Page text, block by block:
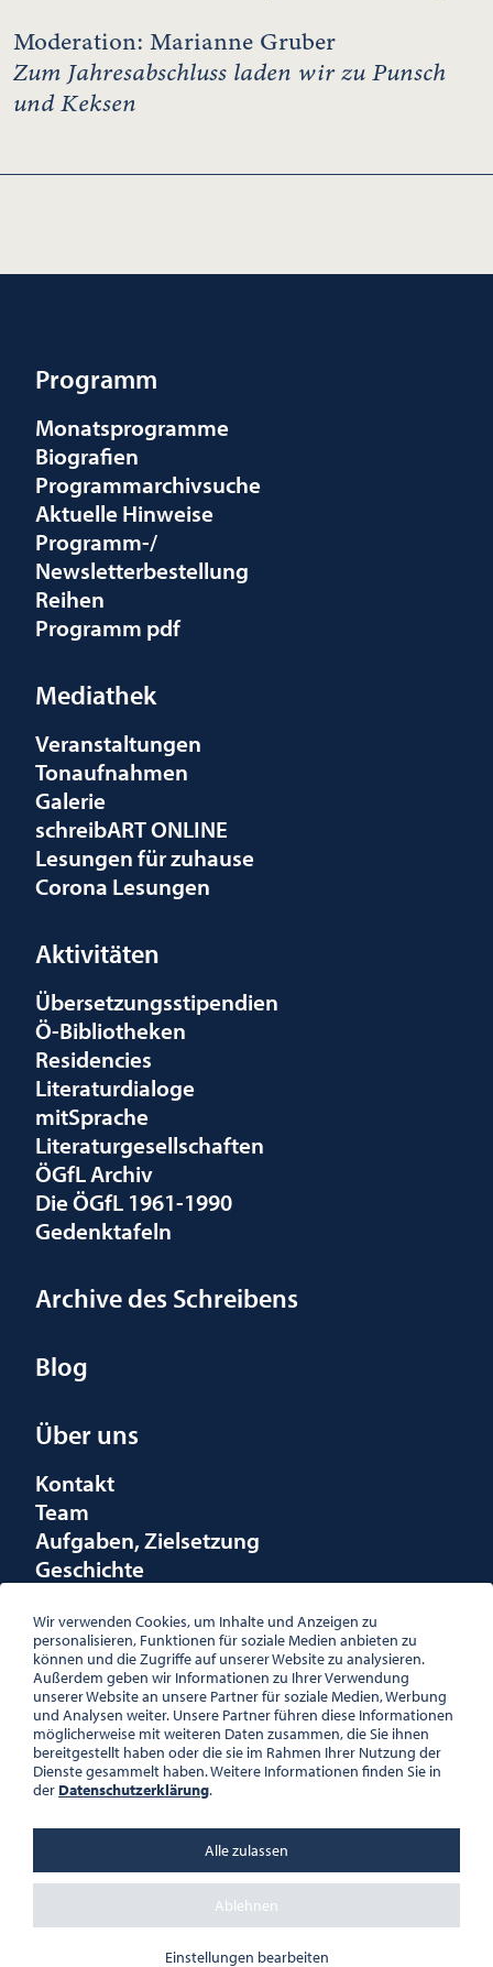
Moderation: Marianne Gruber
Zum Jahresabschluss laden wir zu Punsch
und Keksen
Programm
Monatsprogramme
Biografien
Programmarchivsuche
Aktuelle Hinweise
Programm-/
Newsletterbestellung
Reihen
Programm pdf
Mediathek
Veranstaltungen
Tonaufnahmen
Galerie
schreibART ONLINE
Lesungen für zuhause
Corona Lesungen
Aktivitäten
Übersetzungsstipendien
Ö-Bibliotheken
Residencies
Literaturdialoge
mitSprache
Literaturgesellschaften
ÖGfL Archiv
Die ÖGfL 1961-1990
Gedenktafeln
Archive des Schreibens
Blog
Über uns
Kontakt
Team
Aufgaben, Zielsetzung
Geschichte
Förderungen
Logo
ÖSTERREICHISCHE
GESELLSCHAFT FÜR LITERATUR
PALAIS WILCZEK, HERRENGASSE
ZVR-NR.: 508018443
16:00 UHR, FR 10:00 – 13:00 UHR
DATENSCHUTZ
Wir verwenden Cookies, um Inhalte und Anzeigen zu
personalisieren, Funktionen für soziale Medien anbieten zu
können und die Zugriffe auf unserer Website zu analysieren.
Außerdem geben wir Informationen zu Ihrer Verwendung
unserer Website an unsere Partner für soziale Medien, Werbung
und Analysen weiter. Unsere Partner führen diese Informationen
möglicherweise mit weiteren Daten zusammen, die Sie ihnen
bereitgestellt haben oder die sie im Rahmen Ihrer Nutzung der
Dienste gesammelt haben. Weitere Informationen finden Sie in
der Datenschutzerklärung.
Einstellungen bearbeiten
Ablehnen
Alle zulassen